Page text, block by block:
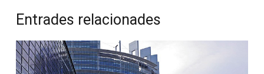
Entrades relacionades